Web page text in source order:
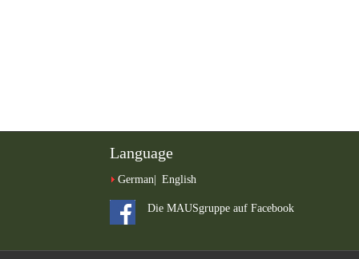
Language
German English
Die MAUSgruppe auf Facebook